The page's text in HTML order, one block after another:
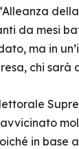
da mesi
ma in
chi
in base